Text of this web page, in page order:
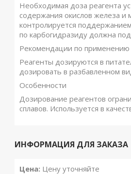
Необходимая доза реагента
содержания окислов железа
контролируется
по карбогидразиду должна
Рекомендации по применению
Реагенты дозируются в
дозировать в разбавленном
Особенности
Дозирование реагентов
сплавов. Используется в
ИНФОРМАЦИЯ ДЛЯ ЗАКАЗА
Цена: Цену уточняйте